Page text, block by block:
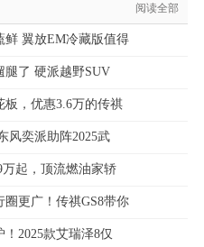
阅读全部
鲜 翼放EM冷藏版值得
腿了 硬派越野SUV
板，优惠3.6万的传祺
风奕派助阵2025武
万起，顶流燃油家轿
圈更广！传祺GS8带你
2025款艾瑞泽8仅